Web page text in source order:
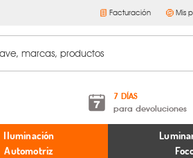
Facturación Mis
7 DÍAS
para devoluciones
Términos y condiciones
Políticas de devoluciones
Iluminación
Automotriz